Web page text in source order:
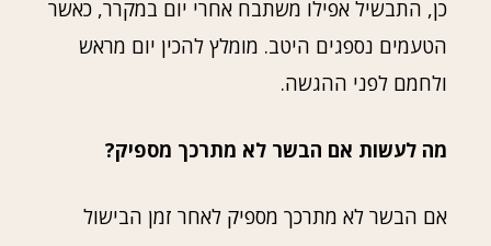
כן, התבשיל אפילו משתבח אחרי יום במקרר, כאשר
הטעמים נספגים היטב. מומלץ להכין יום מראש
ולחמם לפני ההגשה.
מה לעשות אם הבשר לא מתרכך מספיק?
אם הבשר לא מתרכך מספיק לאחר זמן הבישול